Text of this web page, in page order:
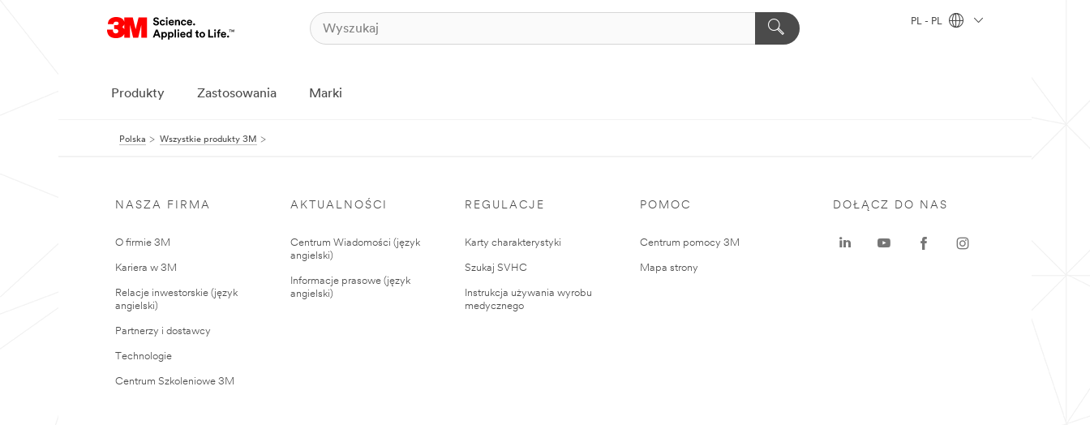
PL - PL
Produkty Zastosowania Marki
Polska Wszystkie produkty 3M
NASZA FIRMA
O firmie 3M
Kariera w 3M
Relacje inwestorskie (język
angielski)
Partnerzy i dostawcy
Technologie
Centrum Szkoleniowe 3M
AKTUALNOŚCI
Centrum Wiadomości (język
angielski)
Informacje prasowe (język
angielski)
REGULACJE
Karty charakterystyki
Szukaj SVHC
Instrukcja używania wyrobu
medycznego
POMOC
Centrum pomocy 3M
Mapa strony
DOŁĄCZ DO NAS